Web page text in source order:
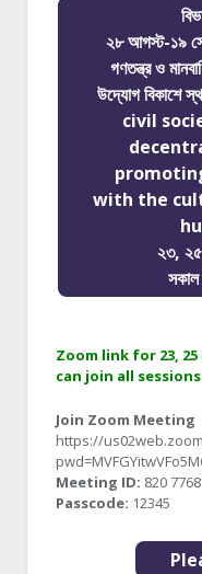
২৮ আগস্ট-১৯
গণতন্ত্র ও
উদ্যোগ বিকাশে
civil
with the
২৩,
Zoom link for 23, 25
can join all
Join Zoom Meeting
https://
Meeting ID: 820
Passcode: 12345